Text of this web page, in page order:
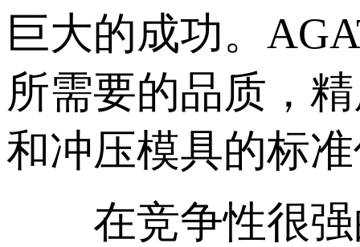
巨大的成功。
所需要的品质，
和冲压模具的标
在竞争性很强